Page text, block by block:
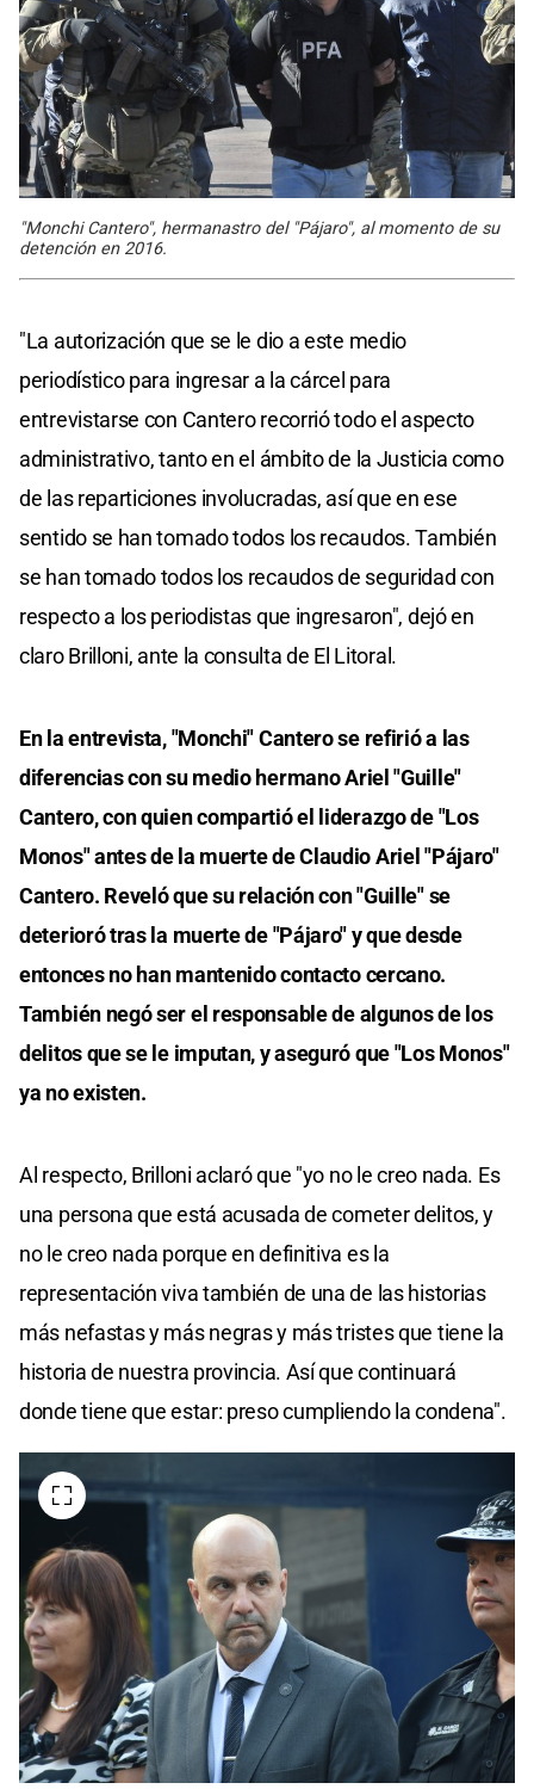
"Monchi Cantero", hermanastro del "Pájaro", al momento de su
detención en 2016.
"La autorización que se le dio a este medio
periodístico para ingresar a la cárcel para
entrevistarse con Cantero recorrió todo el aspecto
administrativo, tanto en el ámbito de la Justicia como
de las reparticiones involucradas, así que en ese
sentido se han tomado todos los recaudos. También
se han tomado todos los recaudos de seguridad con
respecto a los periodistas que ingresaron", dejó en
claro Brilloni, ante la consulta de El Litoral.
En la entrevista, "Monchi" Cantero se refirió a las
diferencias con su medio hermano Ariel "Guille"
Cantero, con quien compartió el liderazgo de "Los
Monos" antes de la muerte de Claudio Ariel "Pájaro"
Cantero. Reveló que su relación con "Guille" se
deterioró tras la muerte de "Pájaro" y que desde
entonces no han mantenido contacto cercano.
También negó ser el responsable de algunos de los
delitos que se le imputan, y aseguró que "Los Monos"
ya no existen.
Al respecto, Brilloni aclaró que "yo no le creo nada. Es
una persona que está acusada de cometer delitos, y
no le creo nada porque en definitiva es la
representación viva también de una de las historias
más nefastas y más negras y más tristes que tiene la
historia de nuestra provincia. Así que continuará
donde tiene que estar: preso cumpliendo la condena".